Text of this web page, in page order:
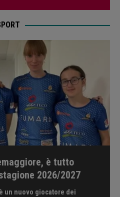
è tutto
2026/2027
un nuovo giocatore dei